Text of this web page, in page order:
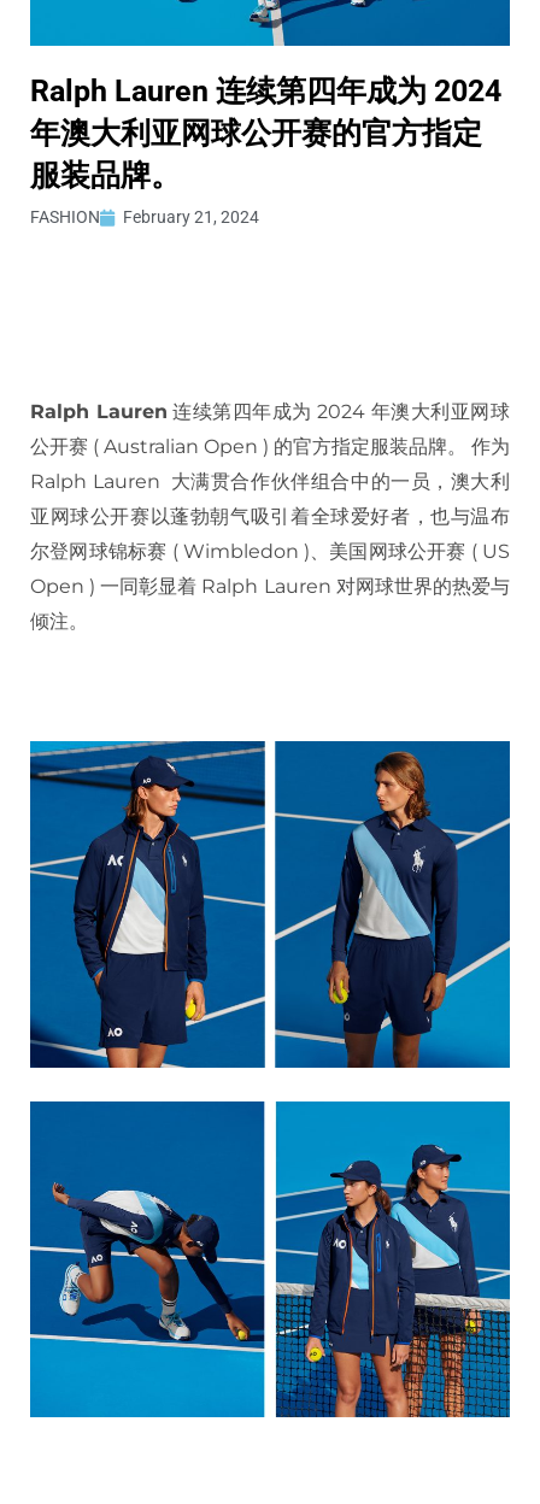
Ralph Lauren 连续第四年成为 2024
年澳大利亚网球公开赛的官方指定
服装品牌。
FASHION February 21, 2024
Ralph Lauren 连续第四年成为 2024 年澳大利亚网球
公开赛 ( Australian Open ) 的官方指定服装品牌。 作为
Ralph Lauren 大满贯合作伙伴组合中的一员，澳大利
亚网球公开赛以蓬勃朝气吸引着全球爱好者，也与温布
尔登网球锦标赛 ( Wimbledon )、美国网球公开赛 ( US
Open ) 一同彰显着 Ralph Lauren 对网球世界的热爱与
倾注。